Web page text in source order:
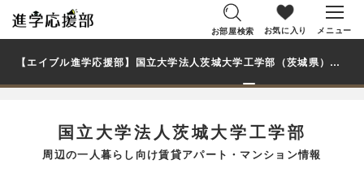
お部屋検索 お気に入り メニュー
【エイブル進学応援部】国立大学法人茨城大学工学部（茨城県）周辺の賃貸を探す｜学生・大学生の一人暮らし向け賃貸マンション・アパート
国立大学法人茨城大学工学部
周辺の一人暮らし向け賃貸アパート・マンション情報